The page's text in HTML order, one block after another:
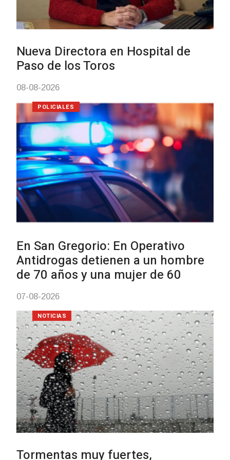
Facultad de Artes llega a
con dos cursos de formación
03-08-2026
NOTICIAS
Clases de Muai Thai en
Charrúa
03-08-2026
NOTICIAS
Turismo accesible para
con discapacidad y adultos
mayores